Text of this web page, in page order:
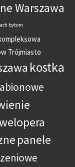
Warszawa
bytom
Trójmiasto
kostka
panele